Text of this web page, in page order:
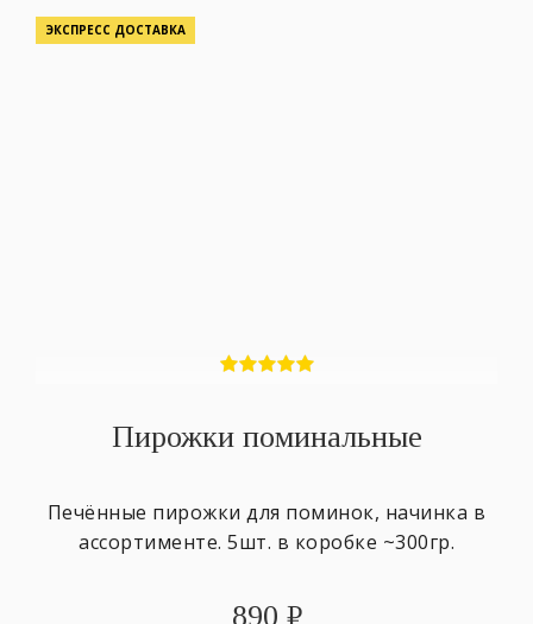
ЭКСПРЕСС ДОСТАВКА
Пирожки поминальные
Печённые пирожки для поминок, начинка в
ассортименте. 5шт. в коробке ~300гр.
890 ₽